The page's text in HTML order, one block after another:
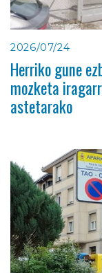
2026/07/24
Herriko gune
mozketa
astetarako